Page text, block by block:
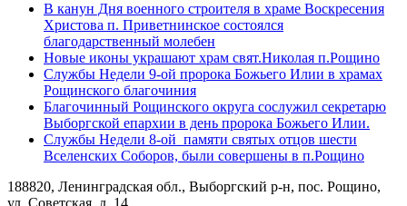
В канун Дня военного строителя в храме Воскресения
Христова п. Приветнинское состоялся
благодарственный молебен
Новые иконы украшают храм свят.Николая п.Рощино
Службы Недели 9-ой пророка Божьего Илии в храмах
Рощинского благочиния
Благочинный Рощинского округа сослужил секретарю
Выборгской епархии в день пророка Божьего Илии.
Службы Недели 8-ой памяти святых отцов шести
Вселенских Соборов, были совершены в п.Рощино
188820, Ленинградская обл., Выборгский р-н, пос. Рощино,